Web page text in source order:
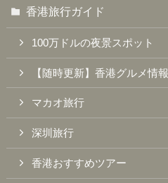
香港旅行ガイド
100万ドルの夜景スポット
【随時更新】香港グルメ情報
マカオ旅行
深圳旅行
香港おすすめツアー